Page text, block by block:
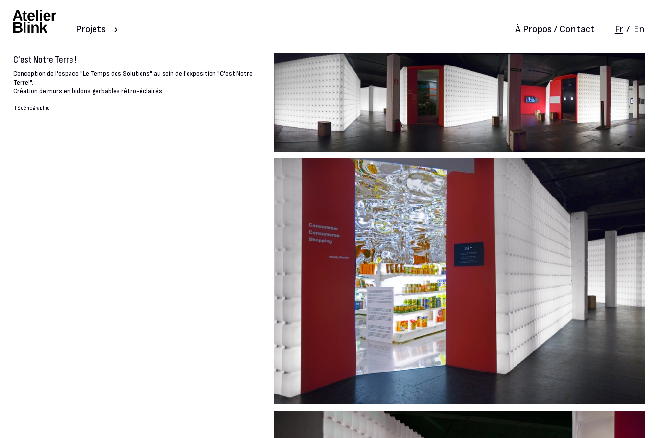
Projets À Propos / Contact Fr / En
C'est Notre Terre !
Conception de l'espace "Le Temps des Solutions" au sein de l'exposition "C'est Notre
Terre!".
Création de murs en bidons gerbables rétro-éclairés.
# Scénographie